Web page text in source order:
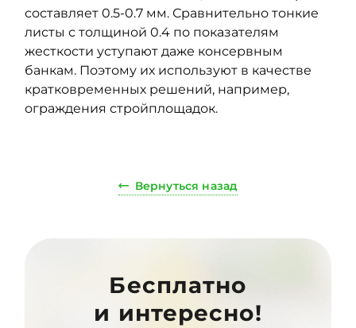
составляет 0.5-0.7 мм. Сравнительно тонкие
листы с толщиной 0.4 по показателям
жесткости уступают даже консервным
банкам. Поэтому их используют в качестве
кратковременных решений, например,
ограждения стройплощадок.
Вернуться назад
Бесплатно
и интересно!